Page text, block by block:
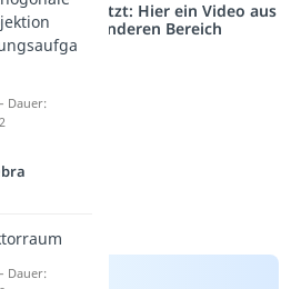
vernetzt: Hier ein Video aus
einem anderen Bereich
Dauer:
Dauer: